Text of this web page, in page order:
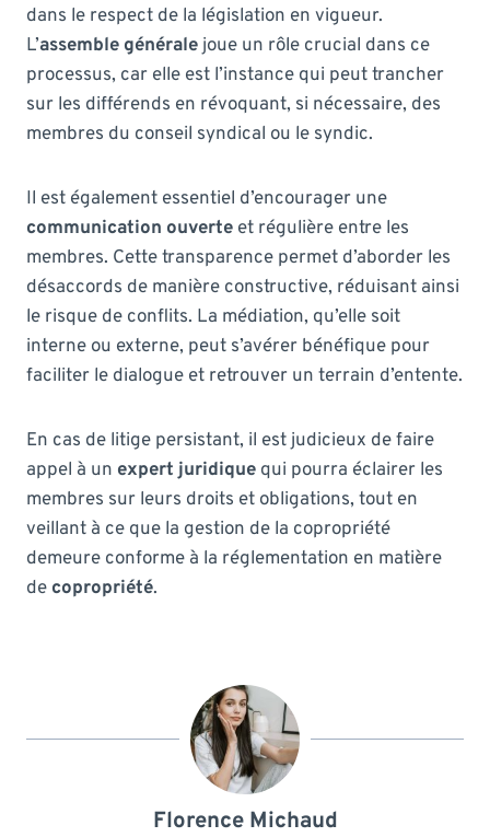
dans le respect de la législation en vigueur.
L’assemble générale joue un rôle crucial dans ce
processus, car elle est l’instance qui peut trancher
sur les différends en révoquant, si nécessaire, des
membres du conseil syndical ou le syndic.
Il est également essentiel d’encourager une
communication ouverte et régulière entre les
membres. Cette transparence permet d’aborder les
désaccords de manière constructive, réduisant ainsi
le risque de conflits. La médiation, qu’elle soit
interne ou externe, peut s’avérer bénéfique pour
faciliter le dialogue et retrouver un terrain d’entente.
En cas de litige persistant, il est judicieux de faire
appel à un expert juridique qui pourra éclairer les
membres sur leurs droits et obligations, tout en
veillant à ce que la gestion de la copropriété
demeure conforme à la réglementation en matière
de copropriété.
Florence Michaud